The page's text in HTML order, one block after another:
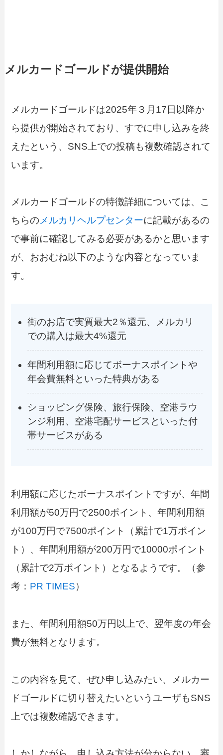
メルカードゴールドが提供開始
メルカードゴールドは2025年３月17日以降か
ら提供が開始されており、すでに申し込みを終
えたという、SNS上での投稿も複数確認されて
います。
メルカードゴールドの特徴詳細については、こ
ちらのメルカリヘルプセンターに記載があるの
で事前に確認してみる必要があるかと思います
が、おおむね以下のような内容となっていま
す。
街のお店で実質最大2％還元、メルカリ
での購入は最大4%還元
年間利用額に応じてボーナスポイントや
年会費無料といった特典がある
ショッピング保険、旅行保険、空港ラウ
ンジ利用、空港宅配サービスといった付
帯サービスがある
利用額に応じたボーナスポイントですが、年間
利用額が50万円で2500ポイント、年間利用額
が100万円で7500ポイント（累計で1万ポイン
ト）、年間利用額が200万円で10000ポイント
（累計で2万ポイント）となるようです。（参
考： PR TIMES）
また、年間利用額50万円以上で、翌年度の年会
費が無料となります。
この内容を見て、ぜひ申し込みたい、メルカー
ドゴールドに切り替えたいというユーザもSNS
上では複数確認できます。